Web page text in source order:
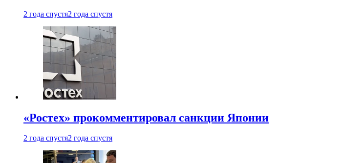
2 года спустя2 года спустя
«Ростех» прокомментировал санкции Японии
2 года спустя2 года спустя